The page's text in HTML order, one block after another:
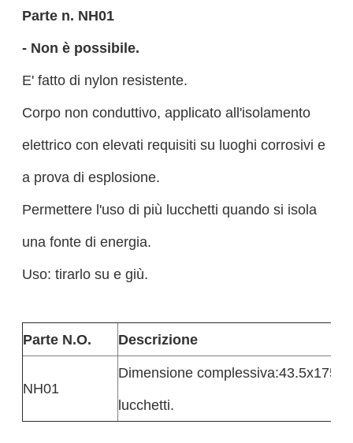
Parte n. NH01
- Non è possibile.
E' fatto di nylon resistente.
Corpo non conduttivo, applicato all'isolamento
elettrico con elevati requisiti su luoghi corrosivi e
a prova di esplosione.
Permettere l'uso di più lucchetti quando si isola
una fonte di energia.
Uso: tirarlo su e giù.
Parte N.O. Descrizione
NH01
Dimensione
lucchetti.